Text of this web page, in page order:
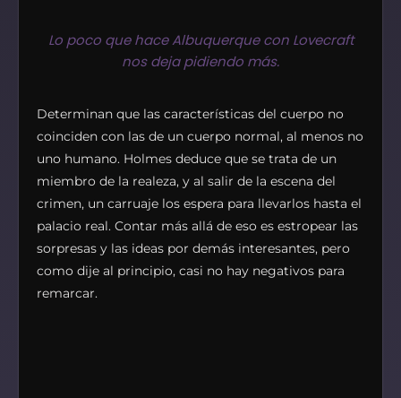
Lo poco que hace Albuquerque con Lovecraft
nos deja pidiendo más.
Determinan que las características del cuerpo no
coinciden con las de un cuerpo normal, al menos no
uno humano. Holmes deduce que se trata de un
miembro de la realeza, y al salir de la escena del
crimen, un carruaje los espera para llevarlos hasta el
palacio real. Contar más allá de eso es estropear las
sorpresas y las ideas por demás interesantes, pero
como dije al principio, casi no hay negativos para
remarcar.